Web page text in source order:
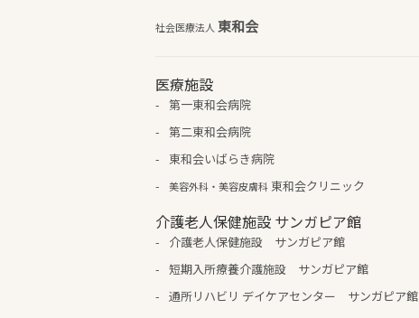
社会医療法人 東和会
医療施設
第一東和会病院
第二東和会病院
東和会いばらき病院
美容外科・美容皮膚科 東和会クリニック
介護老人保健施設 サンガピア館
介護老人保健施設 サンガピア館
短期入所療養介護施設 サンガピア館
通所リハビリ デイケアセンター サンガピア館